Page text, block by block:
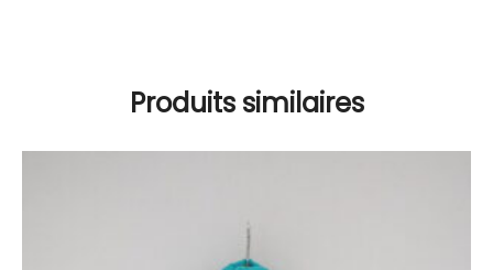
Produits similaires